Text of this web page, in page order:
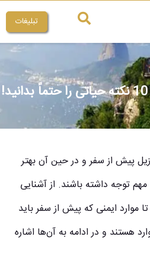
تبلیغات
پیش از سفر و در حین آن بهتر
توجه داشته باشند. از آشنایی
موارد ایمنی که پیش از سفر باید
هستند و در ادامه به آن‌ها اشاره